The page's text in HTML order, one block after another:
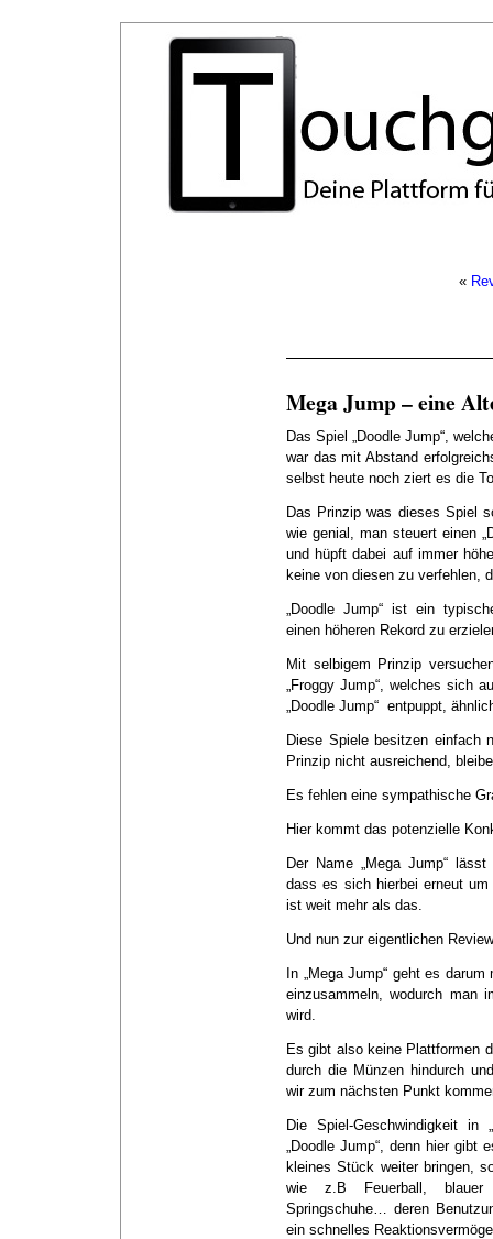
«
Mega Jump – eine
Das Spiel „Doodle Jump“,
war das mit Abstand
selbst heute noch ziert es die
Das Prinzip was dieses Spiel
wie genial, man steuert einen
und hüpft dabei auf immer
keine von diesen zu verfehlen,
„Doodle Jump“ ist ein
einen höheren Rekord zu
Mit selbigem Prinzip
„Froggy Jump“, welches sich
„Doodle Jump“ entpuppt,
Diese Spiele besitzen einfach
Prinzip nicht ausreichend,
Es fehlen eine sympathische
Hier kommt das potenzielle
Der Name „Mega Jump“
dass es sich hierbei erneut
ist weit mehr als das.
Und nun zur eigentlichen
In „Mega Jump“ geht es
einzusammeln, wodurch man
wird.
Es gibt also keine Plattformen
durch die Münzen hindurch
wir zum nächsten Punkt
Die Spiel-Geschwindigkeit
„Doodle Jump“, denn hier gibt
kleines Stück weiter bringen,
wie z.B Feuerball, blauer
Springschuhe… deren
ein schnelles